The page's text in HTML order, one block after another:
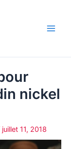
nickel
juillet 11, 2018